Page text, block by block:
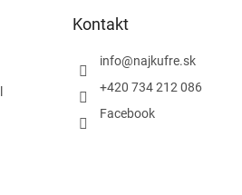
Kontakt
info@najkufre.sk
+420 734 212 086
Facebook